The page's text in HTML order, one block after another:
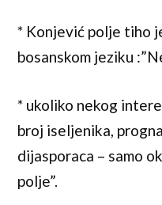
* Konjević polje tiho
bosanskom jeziku
* ukoliko nekog
broj iseljenika,
dijasporaca – samo
polje”.